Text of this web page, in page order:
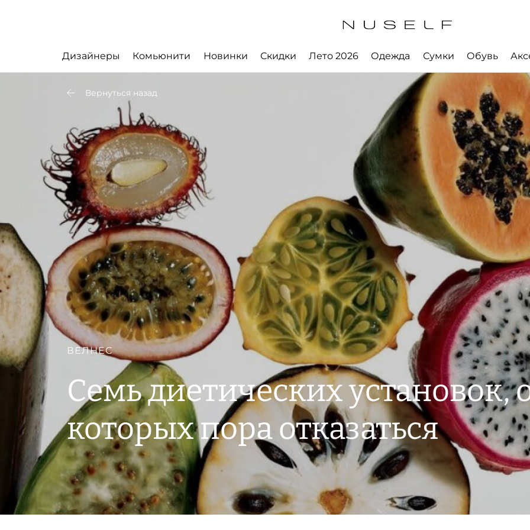
Дизайнеры Комьюнити Новинки Скидки Лето 2026 Одежда Сумки Обувь
Вернуться назад
ВЕЛНЕС
Семь диетических установок,
которых пора отказаться